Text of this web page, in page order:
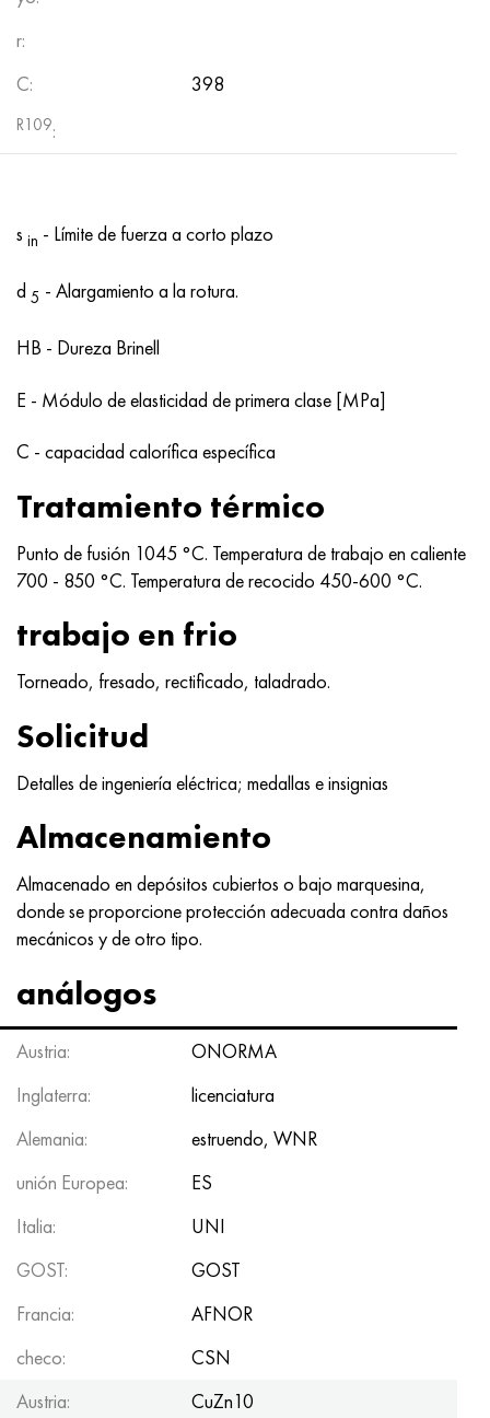
r:
C:
398
R109:
s in - Límite de fuerza a corto plazo
d 5 - Alargamiento a la rotura.
HB - Dureza Brinell
E - Módulo de elasticidad de primera clase [MPa]
C - capacidad calorífica específica
Tratamiento térmico
Punto de fusión 1045 °C. Temperatura de trabajo en caliente
700 - 850 °C. Temperatura de recocido 450-600 °C.
trabajo en frio
Torneado, fresado, rectificado, taladrado.
Solicitud
Detalles de ingeniería eléctrica; medallas e insignias
Almacenamiento
Almacenado en depósitos cubiertos o bajo marquesina,
donde se proporcione protección adecuada contra daños
mecánicos y de otro tipo.
análogos
Austria:
ONORMA
Inglaterra:
licenciatura
Alemania:
estruendo, WNR
unión Europea:
ES
Italia:
UNI
GOST:
GOST
Francia:
AFNOR
checo:
CSN
Austria:
CuZn10